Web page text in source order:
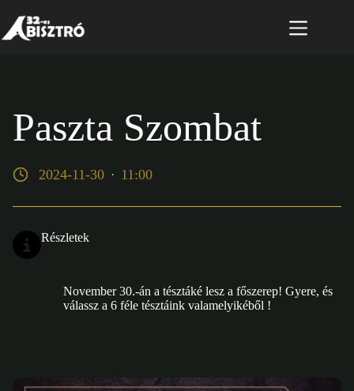
content
Paszta Szombat
2024-11-30 · 11:00
Részletek
November 30.-án a tésztáké lesz a főszerep! Gyere, és
válassz a 6 féle tésztáink valamelyikéből !